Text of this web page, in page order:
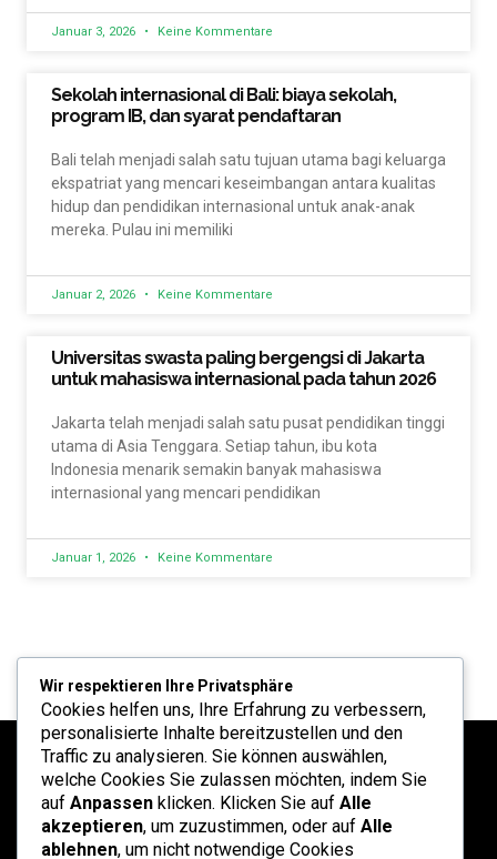
Januar 3, 2026 Keine Kommentare
Sekolah internasional di Bali: biaya sekolah,
program IB, dan syarat pendaftaran
Bali telah menjadi salah satu tujuan utama bagi keluarga
ekspatriat yang mencari keseimbangan antara kualitas
hidup dan pendidikan internasional untuk anak-anak
mereka. Pulau ini memiliki
Januar 2, 2026 Keine Kommentare
Universitas swasta paling bergengsi di Jakarta
untuk mahasiswa internasional pada tahun 2026
Jakarta telah menjadi salah satu pusat pendidikan tinggi
utama di Asia Tenggara. Setiap tahun, ibu kota
Indonesia menarik semakin banyak mahasiswa
internasional yang mencari pendidikan
Januar 1, 2026 Keine Kommentare
Wir respektieren Ihre Privatsphäre
Cookies helfen uns, Ihre Erfahrung zu verbessern,
personalisierte Inhalte bereitzustellen und den
Traffic zu analysieren. Sie können auswählen,
welche Cookies Sie zulassen möchten, indem Sie
auf Anpassen klicken. Klicken Sie auf Alle
akzeptieren, um zuzustimmen, oder auf Alle
ablehnen, um nicht notwendige Cookies